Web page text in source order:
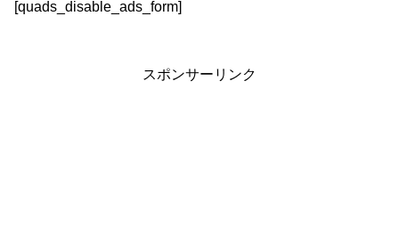
[quads_disable_ads_form]
スポンサーリンク